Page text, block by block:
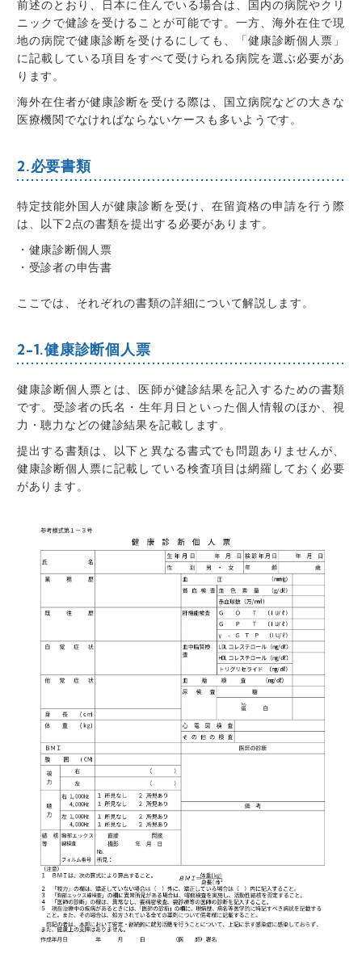
前述のとおり、 日本に住んでいる場合は、国内の病院やクリ
ニックで健診を受けることが可能です。一方、海外在住で現
地の病院で健康診断を受けるにしても、
「健康診断個人票」
に記載している項目をすべて受けられる病院を選ぶ必要があ
ります。
海外在住者が健康診断を受ける際は、国立病院などの大きな
医療機関でなければならないケースも多いようです。
2.必要書類
特定技能外国人が健康診断を受け、在留資格の申請を行う際
は、 以下2点の書類を提出する必要があります。
・健康診断個人票
・受診者の申告書
ここでは、それぞれの書類の詳細について解説します。
2-1.健康診断個人票
健康診断個人票とは、医師が健診結果を記入するための書類
です。受診者の氏名・生年月日といった個人情報のほか、視
力・聴力などの健診結果を記載 します。
提出する書類は、以下と異なる書式でも問題ありませんが、
健康診断個人票に記載している検査項目は網羅しておく必要
があります。